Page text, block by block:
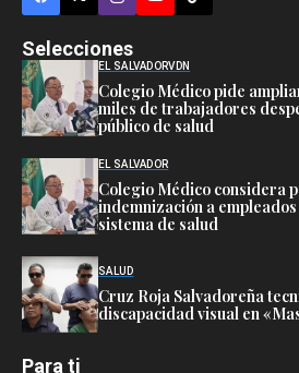
Selecciones
EL SALVADORVDN
Colegio Médico pide
miles de trabajadores
público de salud
EL SALVADOR
Colegio Médico considera
indemnización a
sistema de salud
SALUD
Cruz Roja Salvadoreña
discapacidad visual en
Para ti